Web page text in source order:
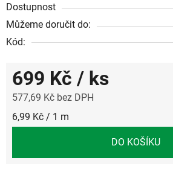
Dostupnost
Můžeme doručit do:
Kód:
699 Kč / ks
577,69 Kč bez DPH
Měrná cena:
6,99 Kč / 1 m
DO KOŠÍKU